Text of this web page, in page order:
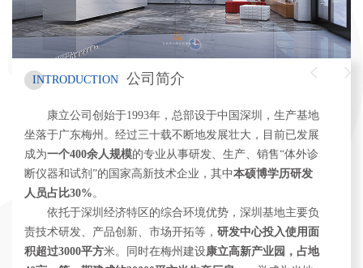
INTRODUCTION 公司简介
康立公司创始于1993年，总部设于中国深圳，生产基地
坐落于广东梅州。经过三十载不断地发展壮大，目前已发展
成为一个400余人规模的专业从事研发、生产、销售“体外诊
断仪器和试剂”的国家高新技术企业，其中本硕博学历研发
人员占比30%。
依托于深圳经济特区的综合环境优势，深圳基地主要负
责技术研发、产品创新、市场开拓等， 研发中心投入使用面
积超过3000平方米。同时在梅州建设康立高新产业园，占地